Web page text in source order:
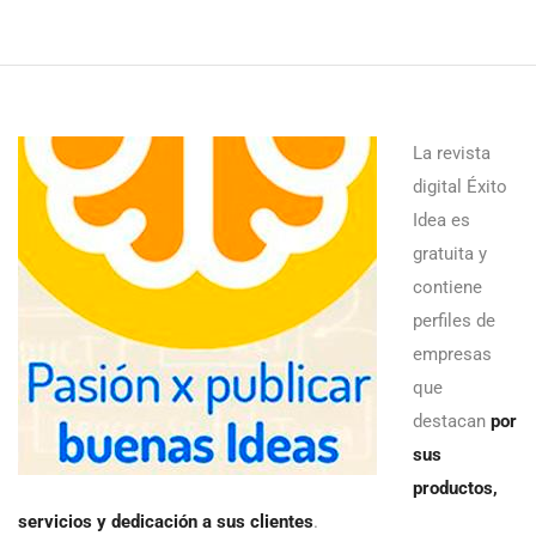
La revista
digital Éxito
Idea es
gratuita y
contiene
perfiles de
empresas
que
destacan por
sus
productos,
servicios y dedicación a sus clientes.